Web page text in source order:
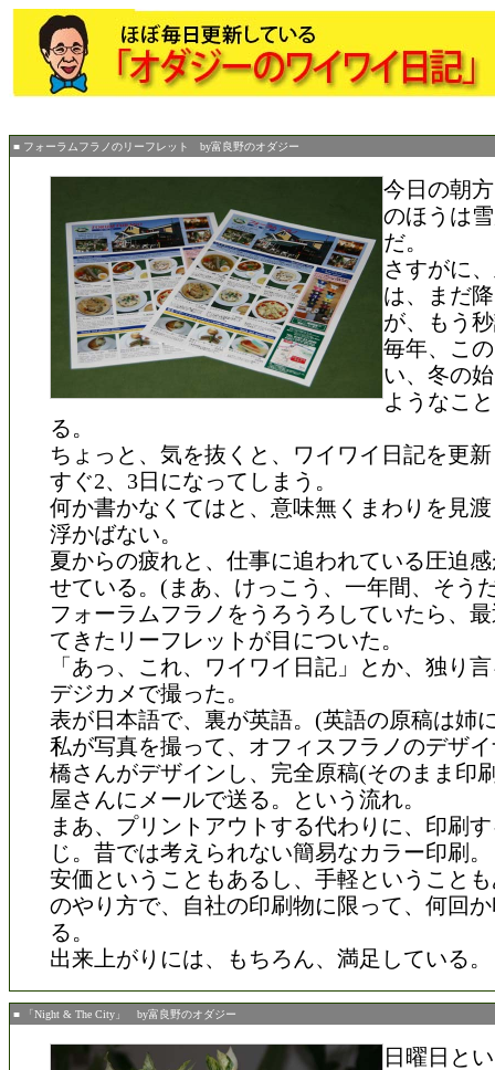
■ フォーラムフラノのリーフレット by富良野のオダジー
今日の朝
のほうは
だ。
さすがに
は、まだ
が、もう
毎年、こ
い、冬の
ようなこ
る。
ちょっと、気を抜くと、ワイワイ日記を更
すぐ2、3日になってしまう。
何か書かなくてはと、意味無くまわりを見
浮かばない。
夏からの疲れと、仕事に追われている圧迫
せている。(まあ、けっこう、一年間、そう
フォーラムフラノをうろうろしていたら、
てきたリーフレットが目についた。
「あっ、これ、ワイワイ日記」とか、独り
デジカメで撮った。
表が日本語で、裏が英語。(英語の原稿は姉
私が写真を撮って、オフィスフラノのデザ
橋さんがデザインし、完全原稿(そのまま印
屋さんにメールで送る。という流れ。
まあ、プリントアウトする代わりに、印刷
じ。昔では考えられない簡易なカラー印刷。
安価ということもあるし、手軽ということ
のやり方で、自社の印刷物に限って、何回
る。
出来上がりには、もちろん、満足している。
■ 「Night & The City」 by富良野のオダジー
日曜日と